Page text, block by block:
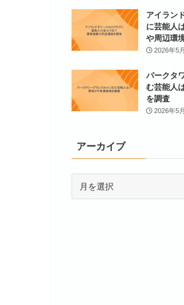
アイラン
に芸能人
や周辺環
2026年5
パークタ
む芸能人
を調査
2026年5
アーカイブ